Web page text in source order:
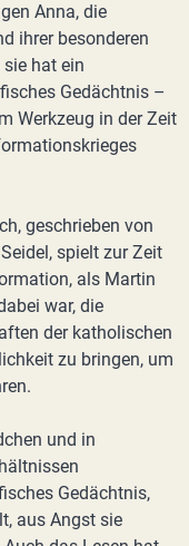
Anna, die
ihrer besonderen
sie hat ein
Gedächtnis –
Werkzeug in der Zeit
geschrieben von
spielt zur Zeit
als Martin
war, die
der katholischen
zu bringen, um
und in
Gedächtnis,
aus Angst sie